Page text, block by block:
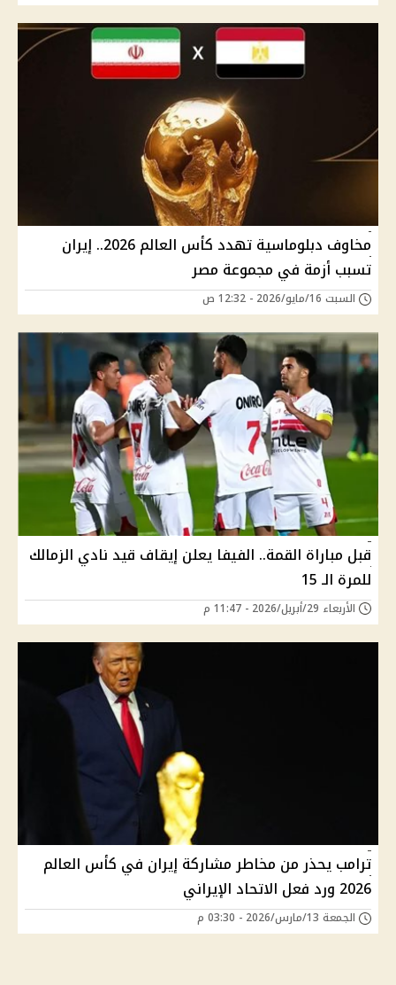
مخاوف دبلوماسية تهدد كأس العالم 2026.. إيران
تسبب أزمة في مجموعة مصر
السبت 16/مايو/2026 - 12:32 ص
قبل مباراة القمة.. الفيفا يعلن إيقاف قيد نادي الزمالك
للمرة الـ 15
الأربعاء 29/أبريل/2026 - 11:47 م
ترامب يحذر من مخاطر مشاركة إيران في كأس العالم
2026 ورد فعل الاتحاد الإيراني
الجمعة 13/مارس/2026 - 03:30 م